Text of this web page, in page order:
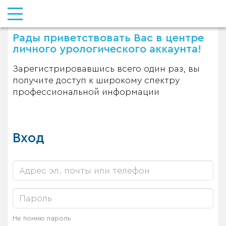
Рады приветствовать Вас в центре
личного урологического аккаунта!
Зарегистрировавшись всего один раз, вы
получите доступ к широкому спектру
профессиональной информации
Вход
Не помню пароль